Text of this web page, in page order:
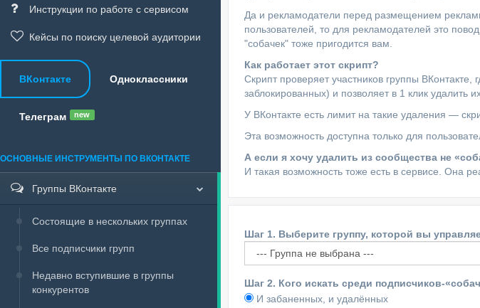
Да и рекламодатели перед размещением
пользователей, то для рекламодателей это
"собачек" тоже пригодится вам.
Как работает этот скрипт?
Скрипт проверяет участников группы
заблокированных) и позволяет в 1 клик удалить
У ВКонтакте есть лимит на такие удаления —
Эта возможность доступна только для
А если я хочу удалить из сообщества не
И такая возможность тоже есть в сервисе. Она
Шаг 1. Выберите группу, которой вы
Шаг 2. Кого искать среди подписчиков-
И забаненных, и удалённых
Инструкции по работе с сервисом
Кейсы по поиску целевой аудитории
ВКонтакте Одноклассники
Телеграм new
ОСНОВНЫЕ ИНСТРУМЕНТЫ ПО ВКОНТАКТЕ
Группы ВКонтакте
Состоящие в нескольких группах
Все подписчики групп
Недавно вступившие в группы
конкурентов